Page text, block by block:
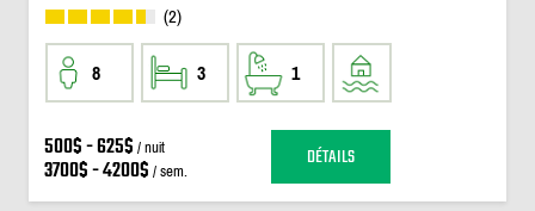
(2)
8 3 1
500$ - 625$ / nuit
3700$ - 4200$ / sem. DÉTAILS